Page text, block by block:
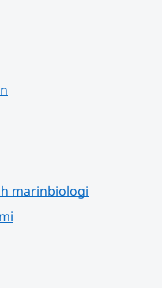
marinbiologi